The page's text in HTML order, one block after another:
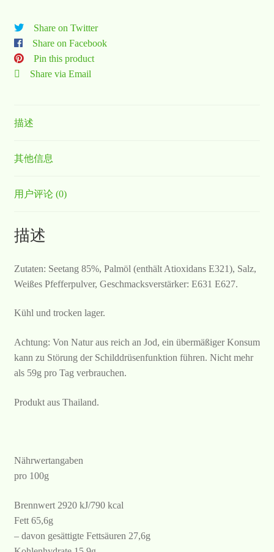
Share on Twitter
Share on Facebook
Pin this product
Share via Email
描述
其他信息
用户评论 (0)
描述
Zutaten: Seetang 85%, Palmöl (enthält Atioxidans E321), Salz,
Weißes Pfefferpulver, Geschmacksverstärker: E631 E627.
Kühl und trocken lager.
Achtung: Von Natur aus reich an Jod, ein übermäßiger Konsum
kann zu Störung der Schilddrüsenfunktion führen. Nicht mehr
als 59g pro Tag verbrauchen.
Produkt aus Thailand.
Nährwertangaben
pro 100g
Brennwert 2920 kJ/790 kcal
Fett 65,6g
– davon gesättigte Fettsäuren 27,6g